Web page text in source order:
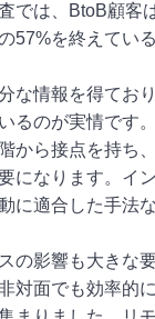
では、BtoB顧客
57%を終えてい
な情報を得てお
るのが実情です
から接点を持ち
になります。イ
に適合した手法な
の影響も大きな
対面でも効率的